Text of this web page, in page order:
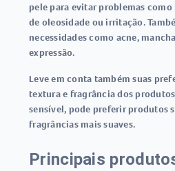
pele para evitar problemas como
de oleosidade ou irritação.
necessidades como acne,
expressão.
Leve em conta também suas
textura e fragrância dos
sensível, pode preferir produtos
fragrâncias mais suaves.
Principais